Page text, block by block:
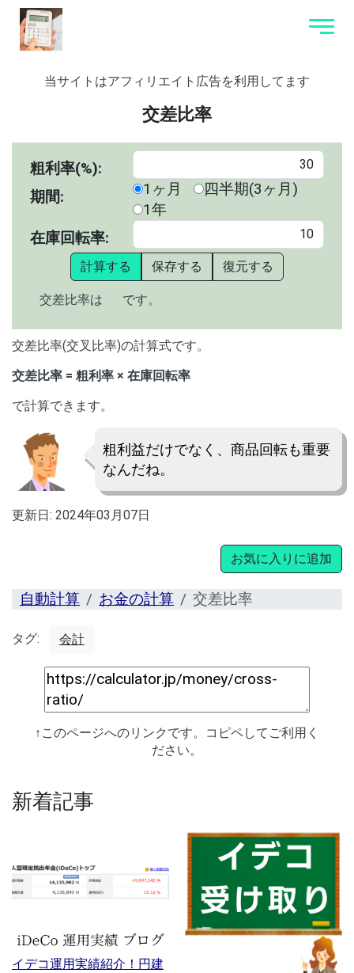
当サイトはアフィリエイト広告を利用してます
交差比率
粗利率(%):
期間:
1ヶ月
四半期(3ヶ月)
1年
在庫回転率:
計算する 保存する 復元する
交差比率は です。
交差比率(交叉比率)の計算式です。
交差比率 = 粗利率 × 在庫回転率
で計算できます。
粗利益だけでなく、商品回転も重要
なんだね。
更新日: 2024年03月07日
お気に入りに追加
自動計算 お金の計算 交差比率
タグ: 会計
↑このページへのリンクです。コピペしてご利用く
ださい。
新着記事
イデコ運用実績紹介！円建